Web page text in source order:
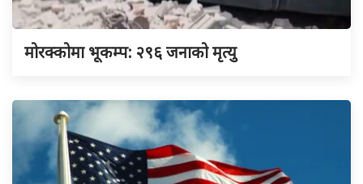
मोरक्कोमा भूकम्प: २९६ जनाको मृत्यु